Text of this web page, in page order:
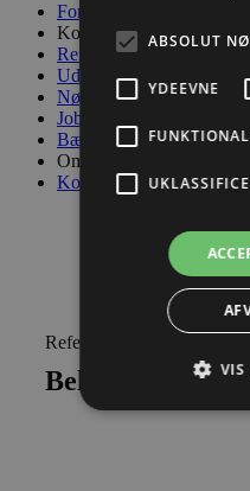
Forside
Kompetencer
Referencer
Udbudsmateriale
Nøglepersoner
Job
Bæredygtighed
Om os
Kontakt os
Reference:
Bellahøj
ABSOLUT
YDEEVNE
VIS